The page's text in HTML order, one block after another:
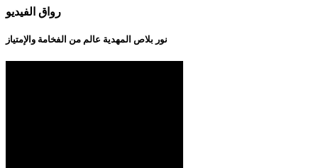
رواق الفيديو
نور بلاص المهدية عالم من الفخامة والإمتياز